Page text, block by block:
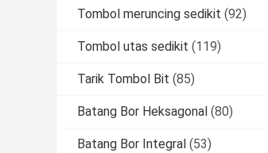
Tombol meruncing sedikit (92)
Tombol utas sedikit (119)
Tarik Tombol Bit (85)
Batang Bor Heksagonal (80)
Batang Bor Integral (53)